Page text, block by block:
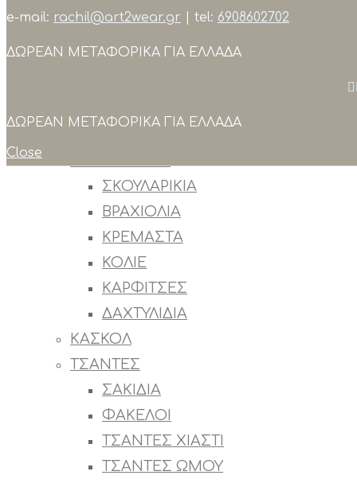
Search
ΣΥΛΛΟΓΕΣ
ΣΚΟΥΛΑΡΙΚΙΑ
ΒΡΑΧΙΟΛΙΑ
ΚΡΕΜΑΣΤΑ
ΚΟΛΙΕ
ΚΑΡΦΙΤΣΕΣ
ΔΑΧΤΥΛΙΔΙΑ
ΚΑΣΚΟΛ
ΤΣΑΝΤΕΣ
ΣΑΚΙΔΙΑ
ΦΑΚΕΛΟΙ
ΤΣΑΝΤΕΣ ΧΙΑΣΤΙ
ΤΣΑΝΤΕΣ ΩΜΟΥ
e-mail: rachil@art2wear.gr | tel: 6908602702
ΔΩΡΕΑΝ ΜΕΤΑΦΟΡΙΚΑ ΓΙΑ ΕΛΛΑΔΑ
ΔΩΡΕΑΝ ΜΕΤΑΦΟΡΙΚΑ ΓΙΑ ΕΛΛΑΔΑ
Close